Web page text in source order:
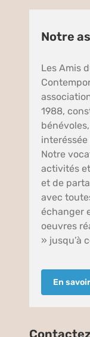
Notre
Les Amis
1988,
interéssée
Notre
activités
et de
avec
échanger
oeuvres
» jusqu’à
En